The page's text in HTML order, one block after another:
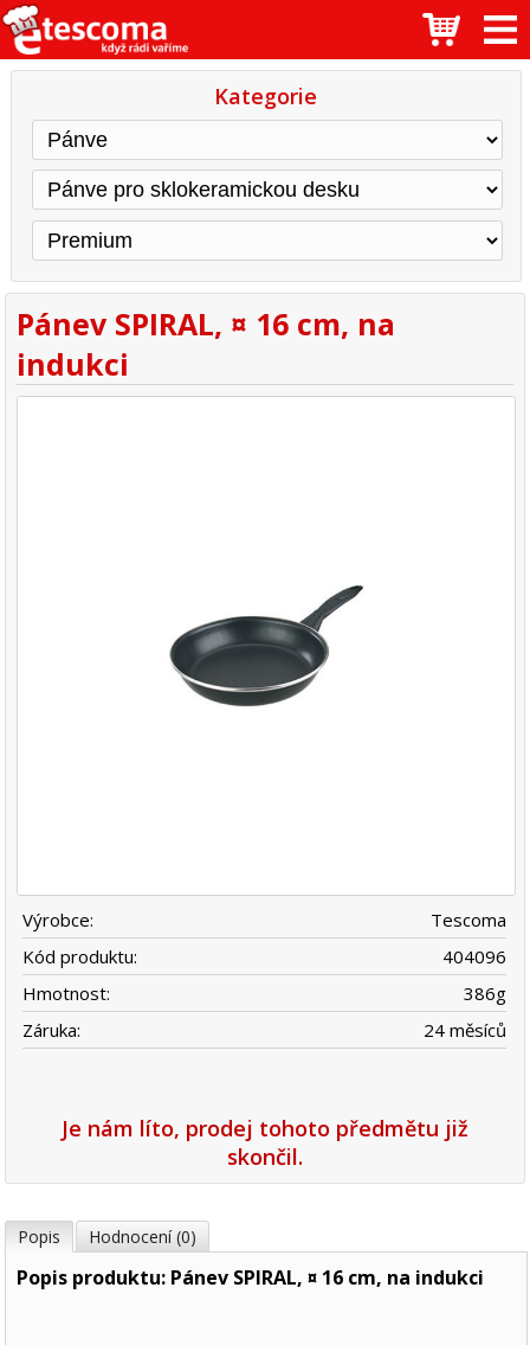
Kategorie
Pánev SPIRAL, ¤ 16 cm, na
indukci
Výrobce:
Tescoma
Kód produktu:
404096
Hmotnost:
386g
Záruka:
24 měsíců
Je nám líto, prodej tohoto předmětu již
skončil.
Popis Hodnocení (0)
Popis produktu: Pánev SPIRAL, ¤ 16 cm, na indukci